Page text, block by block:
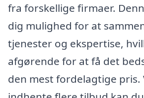
fra forskellige firmaer.
dig mulighed for at
tjenester og ekspertise,
afgørende for at få det
den mest fordelagtige pris.